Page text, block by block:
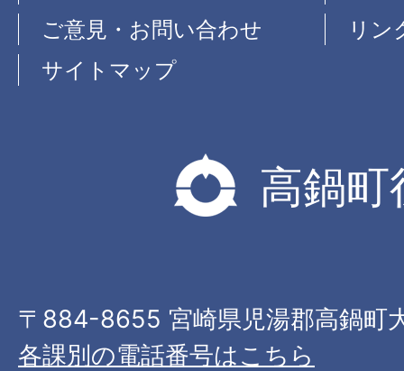
ご意見・お問い合わせ
リン
サイトマップ
高鍋町
〒884-8655 宮崎県児湯郡高鍋町
各課別の電話番号はこちら